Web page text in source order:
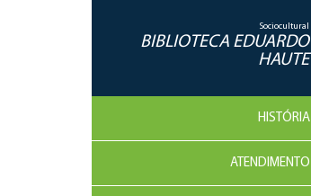
Sociocultural
BIBLIOTECA EDUARDO
HAUTE
HISTÓRIA
ATENDIMENTO